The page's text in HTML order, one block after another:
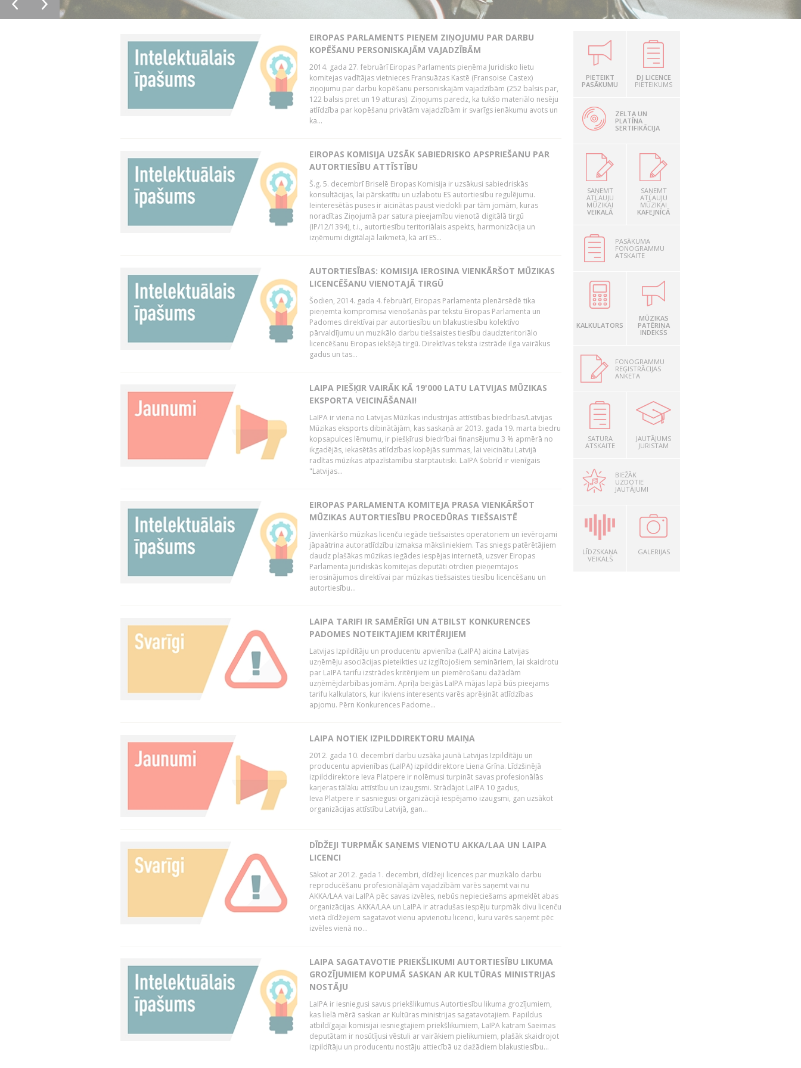
EIROPAS PARLAMENTS PIEŅEM ZIŅOJUMU PAR DARBU
KOPĒŠANU PERSONISKAJĀM VAJADZĪBĀM
2014. gada 27. februārī Eiropas Parlaments pieņēma Juridisko lietu
komitejas vadītājas vietnieces Fransuāzas Kastē (Fransoise Castex)
ziņojumu par darbu kopēšanu personiskajām vajadzībām (252 balsis par,
122 balsis pret un 19 atturas). Ziņojums paredz, ka tukšo materiālo nesēju
atlīdzība par kopēšanu privātām vajadzībām ir svarīgs ienākumu avots un
ka...
EIROPAS KOMISIJA UZSĀK SABIEDRISKO APSPRIEŠANU PAR
AUTORTIESĪBU ATTĪSTĪBU
Š.g. 5. decembrī Briselē Eiropas Komisija ir uzsākusi sabiedriskās
konsultācijas, lai pārskatītu un uzlabotu ES autortiesību regulējumu.
Ieinteresētās puses ir aicinātas paust viedokli par tām jomām, kuras
noradītas Ziņojumā par satura pieejamību vienotā digitālā tirgū
(IP/12/1394), t.i., autortiesību teritoriālais aspekts, harmonizācija un
izņēmumi digitālajā laikmetā, kā arī ES...
AUTORTIESĪBAS: KOMISIJA IEROSINA VIENKĀRŠOT MŪZIKAS
LICENCĒŠANU VIENOTAJĀ TIRGŪ
Šodien, 2014. gada 4. februārī, Eiropas Parlamenta plenārsēdē tika
pieņemta kompromisa vienošanās par tekstu Eiropas Parlamenta un
Padomes direktīvai par autortiesību un blakustiesību kolektīvo
pārvaldījumu un muzikālo darbu tiešsaistes tiesību daudzteritoriālo
licencēšanu Eiropas iekšējā tirgū. Direktīvas teksta izstrāde ilga vairākus
gadus un tas...
LAIPA PIEŠĶIR VAIRĀK KĀ 19'000 LATU LATVIJAS MŪZIKAS
EKSPORTA VEICINĀŠANAI!
LaIPA ir viena no Latvijas Mūzikas industrijas attīstības biedrības/Latvijas
Mūzikas eksports dibinātājām, kas saskaņā ar 2013. gada 19. marta biedru
kopsapulces lēmumu, ir piešķīrusi biedrībai finansējumu 3 % apmērā no
ikgadējās, iekasētās atlīdzības kopējās summas, lai veicinātu Latvijā
radītas mūzikas atpazīstamību starptautiski. LaIPA šobrīd ir vienīgais
"Latvijas...
EIROPAS PARLAMENTA KOMITEJA PRASA VIENKĀRŠOT
MŪZIKAS AUTORTIESĪBU PROCEDŪRAS TIEŠSAISTĒ
Jāvienkāršo mūzikas licenču iegāde tiešsaistes operatoriem un ievērojami
jāpaātrina autoratlīdzību izmaksa māksliniekiem. Tas sniegs patērētājiem
daudz plašākas mūzikas iegādes iespējas internetā, uzsver Eiropas
Parlamenta juridiskās komitejas deputāti otrdien pieņemtajos
ierosinājumos direktīvai par mūzikas tiešsaistes tiesību licencēšanu un
autortiesību...
LAIPA TARIFI IR SAMĒRĪGI UN ATBILST KONKURENCES
PADOMES NOTEIKTAJIEM KRITĒRIJIEM
Latvijas Izpildītāju un producentu apvienība (LaIPA) aicina Latvijas
uzņēmēju asociācijas pieteikties uz izglītojošiem semināriem, lai skaidrotu
par LaIPA tarifu izstrādes kritērijiem un piemērošanu dažādām
uzņēmējdarbības jomām. Aprīļa beigās LaIPA mājas lapā būs pieejams
tarifu kalkulators, kur ikviens interesents varēs aprēķināt atlīdzības
apjomu. Pērn Konkurences Padome...
LAIPA NOTIEK IZPILDDIREKTORU MAIŅA
2012. gada 10. decembrī darbu uzsāka jaunā Latvijas Izpildītāju un
producentu apvienības (LaIPA) izpilddirektore Liena Grīna. Līdzšinējā
izpilddirektore Ieva Platpere ir nolēmusi turpināt savas profesionālās
karjeras tālāku attīstību un izaugsmi. Strādājot LaIPA 10 gadus,
Ieva Platpere ir sasniegusi organizācijā iespējamo izaugsmi, gan uzsākot
organizācijas attīstību Latvijā, gan...
DĪDŽEJI TURPMĀK SAŅEMS VIENOTU AKKA/LAA UN LAIPA
LICENCI
Sākot ar 2012. gada 1. decembri, dīdžeji licences par muzikālo darbu
reproducēšanu profesionālajām vajadzībām varēs saņemt vai nu
AKKA/LAA vai LaIPA pēc savas izvēles, nebūs nepieciešams apmeklēt abas
organizācijas. AKKA/LAA un LaIPA ir atradušas iespēju turpmāk divu licenču
vietā dīdžejiem sagatavot vienu apvienotu licenci, kuru varēs saņemt pēc
izvēles vienā no...
LAIPA SAGATAVOTIE PRIEKŠLIKUMI AUTORTIESĪBU LIKUMA
GROZĪJUMIEM KOPUMĀ SASKAN AR KULTŪRAS MINISTRIJAS
NOSTĀJU
LaIPA ir iesniegusi savus priekšlikumus Autortiesību likuma grozījumiem,
kas lielā mērā saskan ar Kultūras ministrijas sagatavotajiem. Papildus
atbildīgajai komisijai iesniegtajiem priekšlikumiem, LaIPA katram Saeimas
deputātam ir nosūtījusi vēstuli ar vairākiem pielikumiem, plašāk skaidrojot
izpildītāju un producentu nostāju attiecībā uz dažādiem blakustiesību...
PIETEIKT
PASĀKUMU
DJ LICENCE
PIETEIKUMS
ZELTA UN
PLATĪNA
SERTIFIKĀCIJA
SAŅEMT
ATĻAUJU
MŪZIKAI
VEIKALĀ
SAŅEMT
ATĻAUJU
MŪZIKAI
KAFEJNĪCĀ
PASĀKUMA
FONOGRAMMU
ATSKAITE
KALKULATORS
MŪZIKAS
PATĒRIŅA
INDEKSS
FONOGRAMMU
REĢISTRĀCIJAS
ANKETA
SATURA
ATSKAITE
JAUTĀJUMS
JURISTAM
BIEŽĀK
UZDOTIE
JAUTĀJUMI
LĪDZSKAŅA
VEIKALS
GALERIJAS